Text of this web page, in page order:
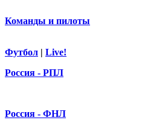
Команды и пилоты
Футбол | Live!
Россия - РПЛ
Россия - ФНЛ